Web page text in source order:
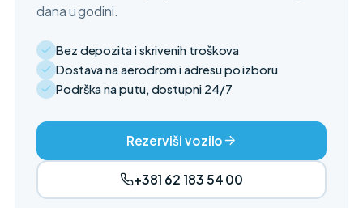
dana u godini.
Bez depozita i skrivenih troškova
Dostava na aerodrom i adresu po izboru
Podrška na putu, dostupni 24/7
Rezerviši vozilo
+381 62 183 54 00